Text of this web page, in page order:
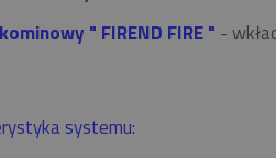
" FIREND FIRE " -
systemu: